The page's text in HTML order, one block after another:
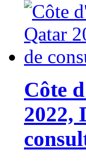
Côte
2022,